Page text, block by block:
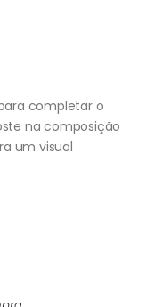
completar o
na composição
um visual